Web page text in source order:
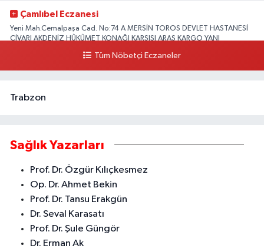
Çamlıbel Eczanesi
Yeni Mah.Cemalpaşa Cad. No:74 A MERSİN TOROS DEVLET HASTANESİ
CİVARI AKDENİZ HÜKÜMET KONAĞI KARŞISI ARAS KARGO YANI
Yol Tarifi Al
Tüm Nöbetçi Eczaneler
Trabzon
Sağlık Yazarları
Prof. Dr. Özgür Kılıçkesmez
Op. Dr. Ahmet Bekin
Prof. Dr. Tansu Erakgün
Dr. Seval Karasatı
Prof. Dr. Şule Güngör
Dr. Erman Ak